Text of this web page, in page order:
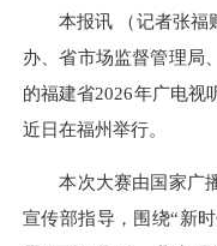
本报讯 （记者张福
办、省市场监督管理局
的福建省2026年广电视
近日在福州举行。
本次大赛由国家广
宣传部指导，围绕“新